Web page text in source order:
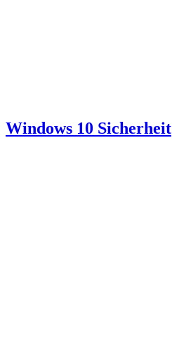
Windows 10 Sicherheit